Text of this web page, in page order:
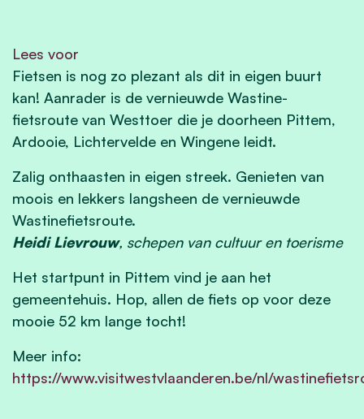
Lees voor
Fietsen is nog zo plezant als dit in eigen buurt
kan! Aanrader is de vernieuwde Wastine-
fietsroute van Westtoer die je doorheen Pittem,
Ardooie, Lichtervelde en Wingene leidt.
Zalig onthaasten in eigen streek. Genieten van
moois en lekkers langsheen de vernieuwde
Wastinefietsroute.
Heidi Lievrouw, schepen van cultuur en toerisme
Het startpunt in Pittem vind je aan het
gemeentehuis. Hop, allen de fiets op voor deze
mooie 52 km lange tocht!
Meer info:
https://www.visitwestvlaanderen.be/nl/